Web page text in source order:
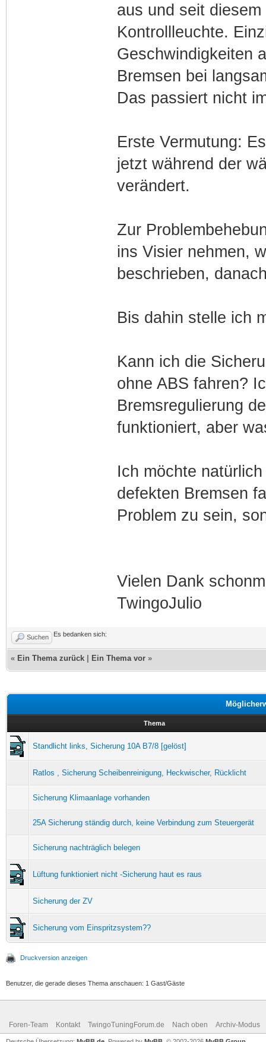
aus und seit
Kontrollleuchte.
Geschwindigkeiten
Bremsen bei
Das passiert nicht
Erste Vermutung:
jetzt während der
verändert.
Zur
ins Visier nehmen,
beschrieben,
Bis dahin stelle ich
Kann ich die
ohne ABS fahren?
Bremsregulierung
funktioniert, aber
Ich möchte
defekten Bremsen
Problem zu sein,
Vielen Dank
TwingoJulio
Suchen Es bedanken sich:
« Ein Thema zurück Ein Thema vor »
Thema
Standlicht links, Sicherung 10A B7/8 [gelöst]
Ratlos , Sicherung Scheibenreinigung, Heckwischer, Rücklicht
Sicherung Klimaanlage vorhanden
25A Sicherung ständig durch, keine Verbindung zum Steuergerät
Sicherung nachträglich belegen
Lüftung funktioniert nicht -Sicherung haut es raus
Sicherung der ZV
Sicherung vom Einspritzsystem??
Druckversion anzeigen
Benutzer, die gerade dieses Thema anschauen: 1 Gast/Gäste
Foren-Team Kontakt TwingoTuningForum.de Nach oben Archiv-Modus